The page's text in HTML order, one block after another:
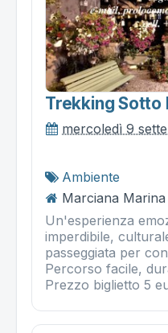
Trekking Sotto
mercoledì 9
Ambiente
Marciana
Un'esperienza
imperdibile,
passeggiata per
Percorso facile,
Prezzo biglietto 5